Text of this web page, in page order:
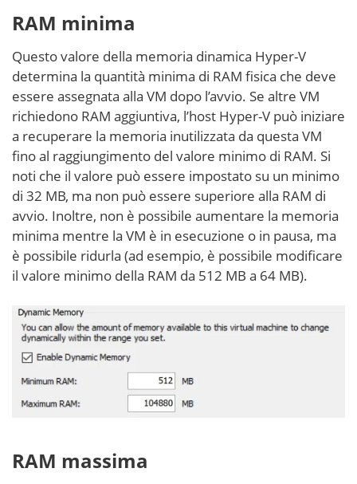
RAM minima
Questo valore della memoria dinamica Hyper-V
determina la quantità minima di RAM fisica che deve
essere assegnata alla VM dopo l’avvio. Se altre VM
richiedono RAM aggiuntiva, l’host Hyper-V può iniziare
a recuperare la memoria inutilizzata da questa VM
fino al raggiungimento del valore minimo di RAM. Si
noti che il valore può essere impostato su un minimo
di 32 MB, ma non può essere superiore alla RAM di
avvio. Inoltre, non è possibile aumentare la memoria
minima mentre la VM è in esecuzione o in pausa, ma
è possibile ridurla (ad esempio, è possibile modificare
il valore minimo della RAM da 512 MB a 64 MB).
RAM massima